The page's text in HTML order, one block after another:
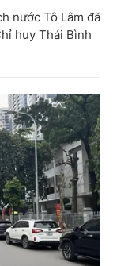
nước Tô Lâm đã
huy Thái Bình